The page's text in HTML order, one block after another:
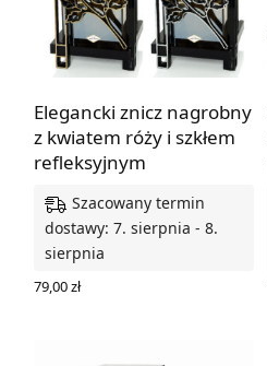
Elegancki znicz nagrobny
z kwiatem róży i szkłem
refleksyjnym
Szacowany termin
dostawy: 7. sierpnia - 8.
sierpnia
79,00zł